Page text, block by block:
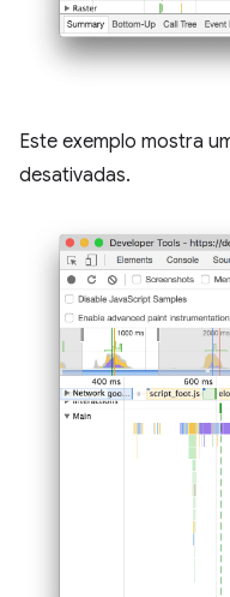
Este exemplo mostra
desativadas.